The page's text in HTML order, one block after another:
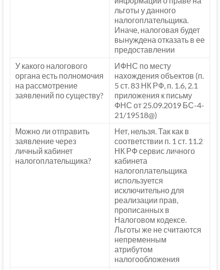
льготы у данного
налогоплательщика.
Иначе, налоговая будет
вынуждена отказать в ее
предоставлении
У какого налогового
органа есть полномочия
на рассмотрение
заявлений по существу?
ИФНС по месту
нахождения объектов (п.
5 ст. 83 НК РФ, п. 1.6, 2.1
приложения к письму
ФНС от 25.09.2019 БС-4-
21/19518@)
Можно ли отправить
заявление через
личный кабинет
налогоплательщика?
Нет, нельзя. Так как в
соответствии п. 1 ст. 11.2
НК РФ сервис личного
кабинета
налогоплательщика
используется
исключительно для
реализации прав,
прописанных в
Налоговом кодексе.
Льготы же не считаются
непременным
атрибутом
налогообложения